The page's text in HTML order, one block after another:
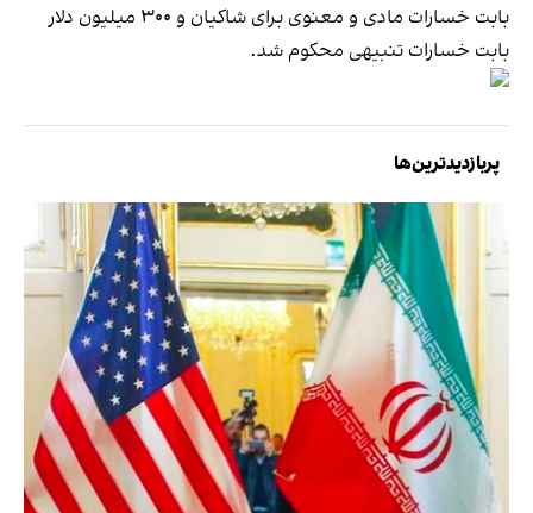
بابت خسارات مادی و معنوی برای شاکیان و ۳۰۰ میلیون دلار
بابت خسارات تنبیهی محکوم شد.
پربازدیدترین‌ها